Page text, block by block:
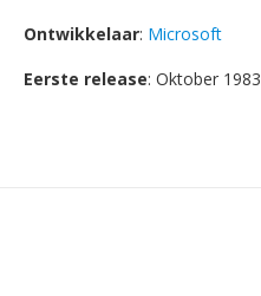
Ontwikkelaar: Microsoft
Eerste release: Oktober 1983